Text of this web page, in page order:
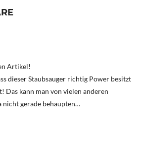
Artikel!
dieser Staubsauger richtig Power besitzt
Das kann man von vielen anderen
nicht gerade behaupten…